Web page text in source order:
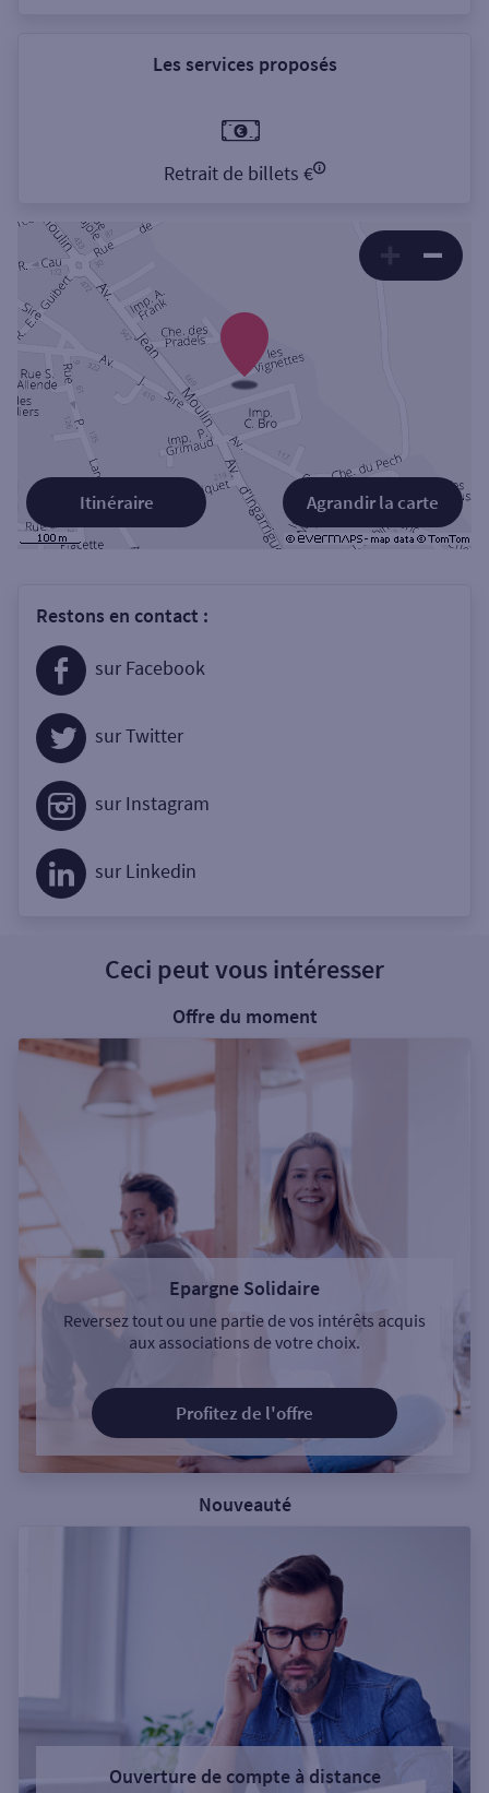
Les services proposés
Retrait de billets €
Agrandir la carte
Itinéraire
Restons en contact :
sur Facebook
sur Twitter
sur Instagram
sur Linkedin
Ceci peut vous intéresser
Offre du moment
Epargne Solidaire
Reversez tout ou une partie de vos intérêts acquis
aux associations de votre choix.
Profitez de l'offre
Nouveauté
Ouverture de compte à distance